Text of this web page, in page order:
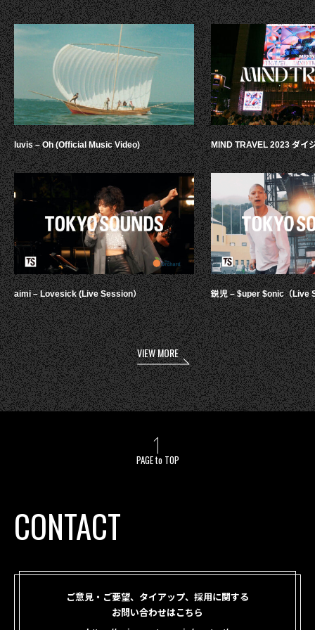
luvis – Oh (Official Music Video)
aimi – Lovesick (Live Session）
MIND TRAVEL 2023 ダイ
鋭児 – $uper $onic（Live
VIEW MORE
PAGE to TOP
CONTACT
ご意見・ご要望、タイアップ、採用に関する
お問い合わせはこちら